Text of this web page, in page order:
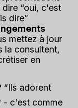
“oui, c'est
dire”
mettez à jour
la consultent,
en
“Ils adorent
- c'est comme